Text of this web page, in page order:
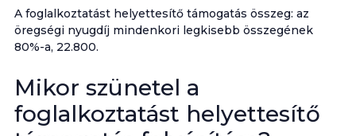
A foglalkoztatást helyettesítő támogatás összeg: az
öregségi nyugdíj mindenkori legkisebb összegének
80%-a, 22.800.
Mikor szünetel a
foglalkoztatást helyettesítő